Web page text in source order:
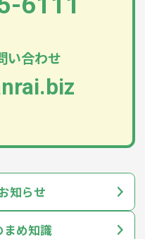
い合わせ
知らせ
まめ知識